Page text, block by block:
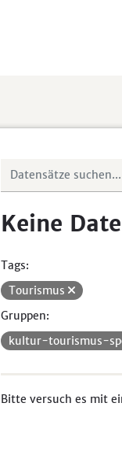
Keine
Tags:
Tourismus
Gruppen:
kultur-tourismus-
Bitte versuch es mit